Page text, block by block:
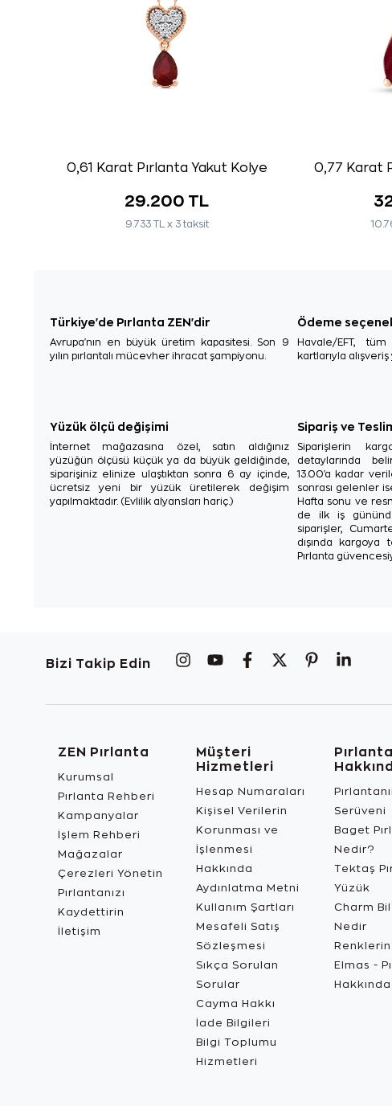
0,61 Karat Pırlanta Yakut Kolye
29.200 TL
9.733 TL x 3 taksit
0,77 Karat
Türkiye'de Pırlanta ZEN'dir
Avrupa'nın en büyük üretim kapasitesi. Son 9
yılın pırlantalı mücevher ihracat şampiyonu.
Ödeme
Havale/EFT,
kartlarıyla
Yüzük ölçü değişimi
İnternet mağazasına özel, satın aldığınız
yüzüğün ölçüsü küçük ya da büyük geldiğinde,
siparişiniz elinize ulaştıktan sonra 6 ay içinde,
ücretsiz yeni bir yüzük üretilerek değişim
yapılmaktadır. (Evlilik alyansları hariç.)
Sipariş ve
Siparişlerin
detaylarında
13.00'a kadar
sonrası gelenler
Hafta sonu ve
de ilk iş
siparişler,
dışında kargoya
Pırlanta
Bizi Takip Edin
ZEN Pırlanta
Kurumsal
Pırlanta Rehberi
Kampanyalar
İşlem Rehberi
Mağazalar
Çerezleri Yönetin
Pırlantanızı
Kaydettirin
İletişim
Müşteri
Hizmetleri
Hesap Numaraları
Kişisel Verilerin
Korunması ve
İşlenmesi
Hakkında
Aydınlatma Metni
Kullanım Şartları
Mesafeli Satış
Sözleşmesi
Sıkça Sorulan
Sorular
Cayma Hakkı
İade Bilgileri
Bilgi Toplumu
Hizmetleri
Pırlanta
Serüveni
Baget
Nedir?
Tektaş
Yüzük
Charm
Nedir
Renklerin
Elmas -
Hakkında